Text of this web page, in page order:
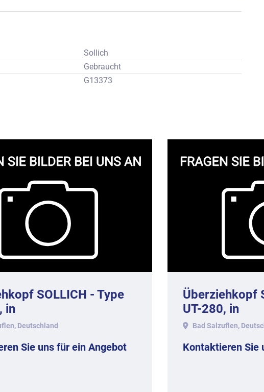
Sollich
Gebraucht
G13373
SOLLICH - Type
in
Deutschland
Sie uns für ein Angebot
Überziehkopf
UT-280, in
Bad Salzuflen,
Kontaktieren Sie